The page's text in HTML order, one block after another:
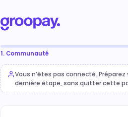
1. Communauté
Vous n’êtes pas connecté.
dernière étape, sans quitter cette